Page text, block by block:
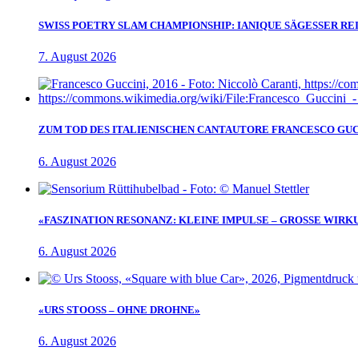
SWISS POETRY SLAM CHAMPIONSHIP: IANIQUE SÄGESSER
7. August 2026
ZUM TOD DES ITALIENISCHEN CANTAUTORE FRANCESCO
6. August 2026
«FASZINATION RESONANZ: KLEINE IMPULSE – GROSSE
6. August 2026
«URS STOOSS – OHNE DROHNE»
6. August 2026